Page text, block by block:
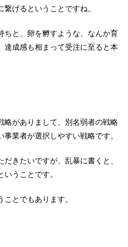
げるということですね。
ちと、卵を孵すような、なんか育
達成感も相まって受注に至ると本
略がありまして、別名弱者の戦略
業者が選択しやすい戦略です。
きたいですが、乱暴に書くと、
うことです。
とでもあります。